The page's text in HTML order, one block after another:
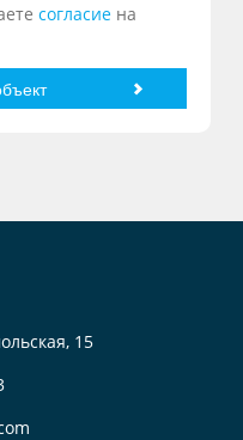
согласие на
15